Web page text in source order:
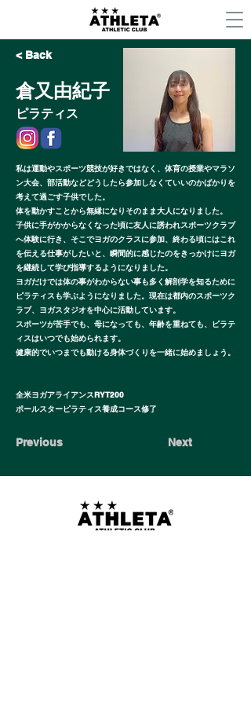
< Back
倉又由紀子
ピラティス
私は運動やスポーツ競技が好きではなく、体育の授業やマラソ
ン大会、部活動などどうしたら参加しなくていいのかばかりを
考えて過ごす子供でした。
体を動かすことから無縁になりそのまま大人になりました。
子供に手がかからなくなった頃に友人に誘われスポーツクラブ
へ体験に行き、そこでヨガのクラスに参加、終わる頃にはこれ
を伝える仕事がしたいと、瞬間的に感じたのをきっかけにヨガ
を継続して学び指導するようになりました。
ヨガだけでは体の事がわからない事も多く解剖学を知るために
ピラティスも学ぶようになりました。現在は都内のスポーツク
ラブ、ヨガスタジオを中心に活動しています。
スポーツが苦手でも、母になっても、年齢を重ねても、ピラテ
ィスはいつでも始められます。
健康的でいつまでも動ける身体づくりを一緒に始めましょう。
全米ヨガアライアンスRYT200
ポールスターピラティス養成コース修了
Previous Next